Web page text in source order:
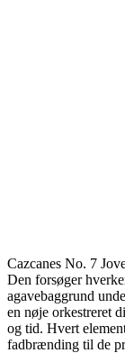
Cazcanes No. 7
Den forsøger
agavebaggrund
en nøje orkestreret
og tid. Hvert
fadbrænding til de